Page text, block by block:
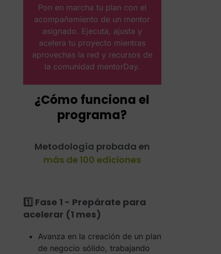
Pon en marcha tu plan con el
acompañamiento de un mentor
asignado. Ejecuta, ajusta y
acelera tu proyecto mientras
aprovechas la red y recursos de
la comunidad mentorDay.
¿Cómo funciona el
programa?
Metodología probada en
más de 100 ediciones
1️⃣ Fase 1 - Prepárate para
acelerar (1 mes)
Avanza en la creación de un plan
de negocio sólido, trabajando